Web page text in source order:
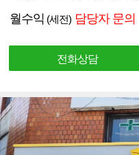
월수익 (세전) 담당자 문의
전화상담